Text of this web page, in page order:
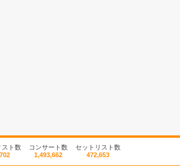
スト数
コンサート数
1,493,662
セットリスト数
472,653